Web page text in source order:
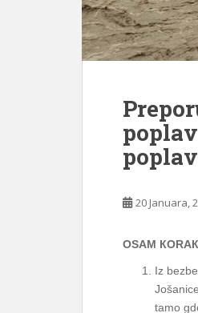
20 Januara,
ОSАM
Iz
tаmо